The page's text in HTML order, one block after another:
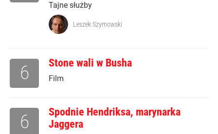
Tajne służby
Leszek Szymowski
Stone wali w Busha
Film
6
Spodnie Hendriksa, marynarka
Jaggera
6